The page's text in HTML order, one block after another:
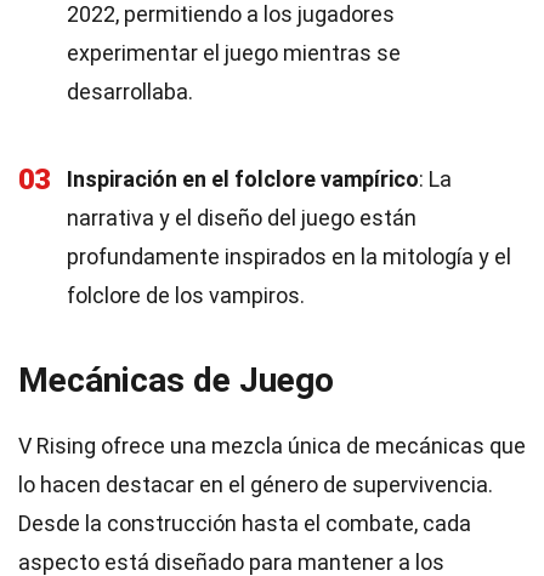
2022, permitiendo a los jugadores
experimentar el juego mientras se
desarrollaba.
03 Inspiración en el folclore vampírico: La
narrativa y el diseño del juego están
profundamente inspirados en la mitología y el
folclore de los vampiros.
Mecánicas de Juego
V Rising ofrece una mezcla única de mecánicas que
lo hacen destacar en el género de supervivencia.
Desde la construcción hasta el combate, cada
aspecto está diseñado para mantener a los